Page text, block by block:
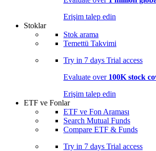
Erişim talep edin
Stoklar
Stok arama
Temettü Takvimi
Try in 7 days Trial access
Evaluate over 100K stock
Erişim talep edin
ETF ve Fonlar
ETF ve Fon Araması
Search Mutual Funds
Compare ETF & Funds
Try in 7 days Trial access